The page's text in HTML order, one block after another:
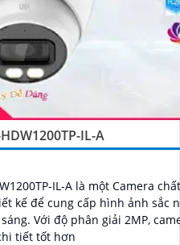
IL-A
IL-A là một Camera
kế để cung cấp hình ảnh sắc
này
tiết tốt hơn